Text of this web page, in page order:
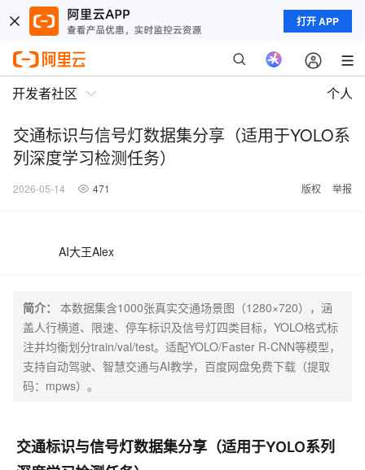
打开 APP
开发者社区 个人
交通标识与信号灯数据集分享（适用于YOLO系
列深度学习检测任务）
2026-05-14 471 版权 举报
AI大王Alex
简介：
本数据集含1000张真实交通场景图（1280×720），涵
盖人行横道、限速、停车标识及信号灯四类目标，YOLO格式标
注并均衡划分train/val/test。适配YOLO/Faster R-CNN等模型，
支持自动驾驶、智慧交通与AI教学，百度网盘免费下载（提取
码：mpws）。
交通标识与信号灯数据集分享（适用于YOLO系列